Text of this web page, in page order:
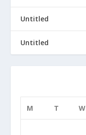
Untitled
Untitled
M T W